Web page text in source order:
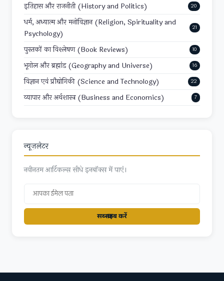
इतिहास और राजनीती (History and Politics) 20
धर्म, अध्यात्म और मनोविज्ञान (Religion, Spirituality and
Psychology)
21
पुस्तकों का विश्लेषण (Book Reviews) 10
भूगोल और ब्रह्मांड (Geography and Universe) 16
विज्ञान एवं प्रौद्योगिकी (Science and Technology) 22
व्यापार और अर्थशास्त्र (Business and Economics) 7
न्यूज़लेटर
नवीनतम आर्टिकल्स सीधे इनबॉक्स में पाएं।
सब्स्क्राइब करें